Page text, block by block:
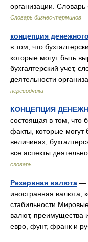
организации.
Словарь бизнес-терминов
концепция
в том, что
которые могут быть
бухгалтерский учет,
деятельности
переводчика
КОНЦЕПЦИЯ
состоящая в том, что
факты, которые могут
величинах;
все аспекты
словарь
Резервная валюта —
иностранная валюта,
стабильности
валют, преимущества
евро, фунт, франк и